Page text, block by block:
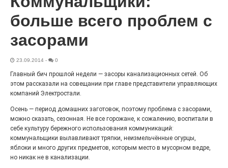
меняет облик.
Железная воля к победе
25.07.2026
больше всего проблем с
засорами
23.09.2014 - 0
Главный бич прошлой недели — засоры канализационных сетей. Об
этом рассказали на совещании при главе представители управляющих
компаний Электростали.
Осень — период домашних заготовок, поэтому проблема с засорами,
можно сказать, сезонная. Не все горожане, к сожалению, воспитали в
себе культуру бережного использования коммуникаций:
коммунальщики вылавливают тряпки, неизмельчённые огурцы,
яблоки и много других предметов, которым место в мусорном ведре,
но никак не в канализации.